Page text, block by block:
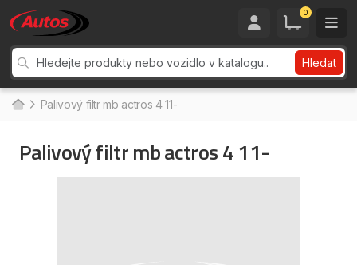
0
Hledat
Palivový filtr mb actros 4 11-
Palivový filtr mb actros 4 11-